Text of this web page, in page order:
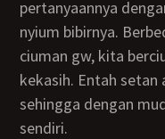
pertanyaannya
nyium bibirnya.
ciuman gw, kita
kekasih. Entah setan
sehingga dengan
sendiri.